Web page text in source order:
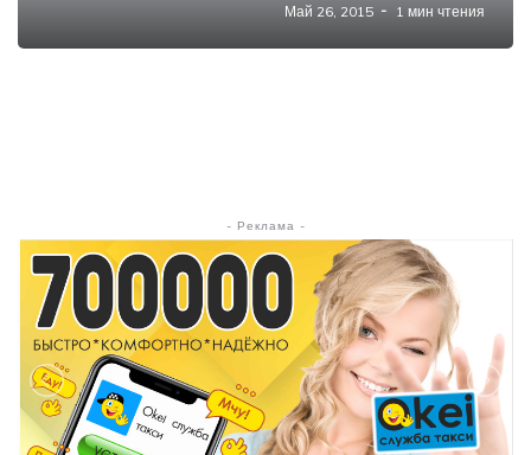
Май 26, 2015 1 мин чтения
- Реклама -